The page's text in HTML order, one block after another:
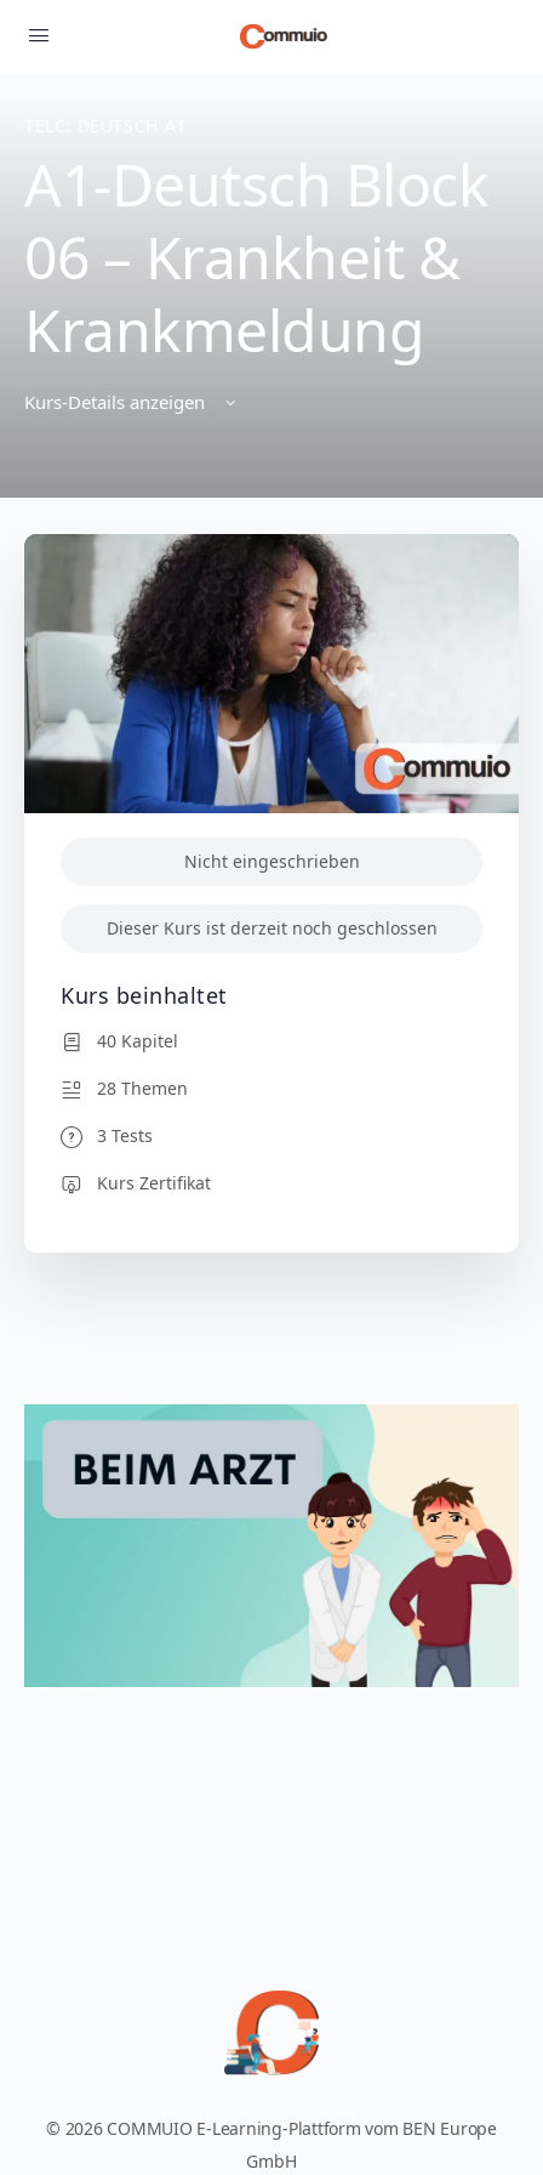
A1-Deutsch Block
06 – Krankheit &
Krankmeldung
Kurs-Details anzeigen
Nicht eingeschrieben
Dieser Kurs ist derzeit noch geschlossen
Kurs beinhaltet
40 Kapitel
28 Themen
3 Tests
Kurs Zertifikat
© 2026 COMMUIO E-Learning-Plattform vom BEN Europe
GmbH